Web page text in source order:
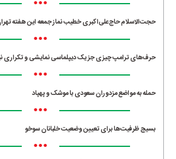
حجت‌الاسلام حاج‌علی‌اکبری خطیب نماز جمعه این هفته
•••
حرف‌های ترامپ چیزی جز یک دیپلماسی نمایشی و
•••
حمله به مواضع مزدوران سعودی با موشک و پهپاد
•••
بسیج ظرفیت‌ها برای تعیین وضعیت خلبانان سوخو
•••